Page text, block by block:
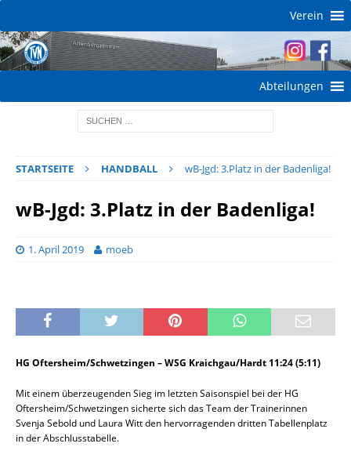
Verein
Abteilungen
STARTSEITE HANDBALL wB-Jgd: 3.Platz in der Badenliga!
wB-Jgd: 3.Platz in der Badenliga!
1. April 2019 moeb
HG Oftersheim/Schwetzingen – WSG Kraichgau/Hardt 11:24 (5:11)
Mit einem überzeugenden Sieg im letzten Saisonspiel bei der HG
Oftersheim/Schwetzingen sicherte sich das Team der Trainerinnen
Svenja Sebold und Laura Witt den hervorragenden dritten Tabellenplatz
in der Abschlusstabelle.